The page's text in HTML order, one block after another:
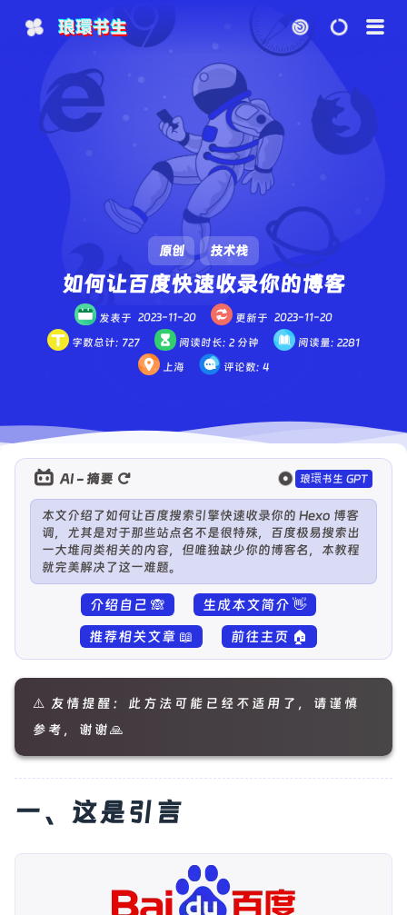
主页 博客
知识库
仓库
网站统计 ChatGPT
琅環书生
原创 技术栈
如何让百度快速收录你的博客
发表于 2023-11-20 更新于 2023-11-20
字数总计: 727 阅读时长: 2 分钟 阅读量: 2281
上海
评论数: 4
AI - 摘要 琅環书生 GPT
本文介绍了如何让百度搜索引擎快速收录你的 Hexo 博客
调，尤其是对于那些站点名不是很特殊，百度极易搜索出
一大堆同类相关的内容，但唯独缺少你的博客名，本教程
就完美解决了这一难题。
介绍自己 🙈
生成本文简介 👋
推荐相关文章 📖
前往主页 🏠
⚠️ 友情提醒：此方法可能已经不适用了，请谨慎
参考，谢谢🙏
一、这是引言